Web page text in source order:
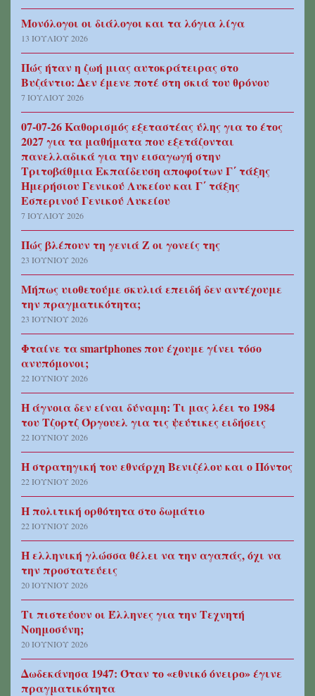
Μονόλογοι οι διάλογοι και τα λόγια λίγα
13 ΙΟΥΛΊΟΥ 2026
Πώς ήταν η ζωή μιας αυτοκράτειρας στο
Βυζάντιο: Δεν έμενε ποτέ στη σκιά του θρόνου
7 ΙΟΥΛΊΟΥ 2026
07-07-26 Καθορισμός εξεταστέας ύλης για το έτος
2027 για τα μαθήματα που εξετάζονται
πανελλαδικά για την εισαγωγή στην
Τριτοβάθμια Εκπαίδευση αποφοίτων Γ΄ τάξης
Ημερήσιου Γενικού Λυκείου και Γ΄ τάξης
Εσπερινού Γενικού Λυκείου
7 ΙΟΥΛΊΟΥ 2026
Πώς βλέπουν τη γενιά Ζ οι γονείς της
23 ΙΟΥΝΊΟΥ 2026
Μήπως υιοθετούμε σκυλιά επειδή δεν αντέχουμε
την πραγματικότητα;
23 ΙΟΥΝΊΟΥ 2026
Φταίνε τα smartphones που έχουμε γίνει τόσο
ανυπόμονοι;
22 ΙΟΥΝΊΟΥ 2026
Η άγνοια δεν είναι δύναμη: Tι μας λέει το 1984
του Τζορτζ Όργουελ για τις ψεύτικες ειδήσεις
22 ΙΟΥΝΊΟΥ 2026
Η στρατηγική του εθνάρχη Βενιζέλου και ο Πόντος
22 ΙΟΥΝΊΟΥ 2026
Η πολιτική ορθότητα στο δωμάτιο
22 ΙΟΥΝΊΟΥ 2026
Η ελληνική γλώσσα θέλει να την αγαπάς, όχι να
την προστατεύεις
20 ΙΟΥΝΊΟΥ 2026
Τι πιστεύουν οι Έλληνες για την Τεχνητή
Νοημοσύνη;
20 ΙΟΥΝΊΟΥ 2026
Δωδεκάνησα 1947: Όταν το «εθνικό όνειρο» έγινε
πραγματικότητα